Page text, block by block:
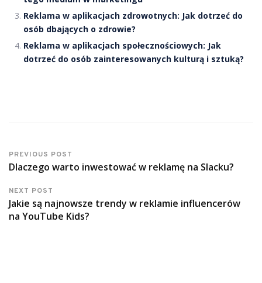
Reklama w aplikacjach zdrowotnych: Jak dotrzeć do
osób dbających o zdrowie?
Reklama w aplikacjach społecznościowych: Jak
dotrzeć do osób zainteresowanych kulturą i sztuką?
PREVIOUS POST
Dlaczego warto inwestować w reklamę na Slacku?
NEXT POST
Jakie są najnowsze trendy w reklamie influencerów
na YouTube Kids?